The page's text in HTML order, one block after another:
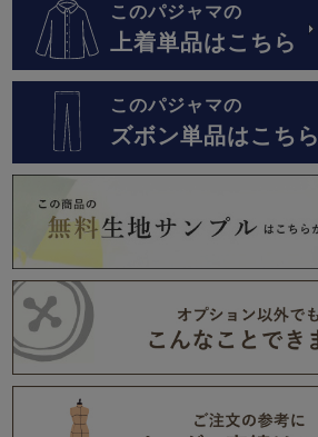
このパジャマの
上着単品はこちら
このパジャマの
ズボン単品はこちら